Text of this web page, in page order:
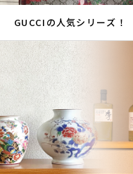
GUCCIの人気シリーズ！